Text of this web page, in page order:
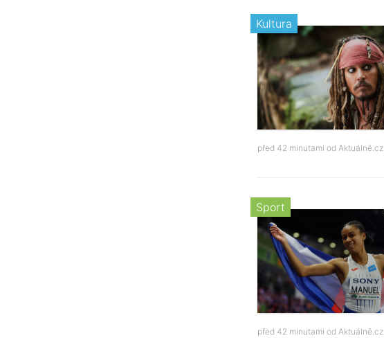
Kultura
před 42 minutami od Aktuálně.cz
Sport
před 42 minutami od Aktuálně.cz